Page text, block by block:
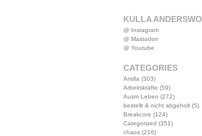
KULLA ANDERSWO
@ Instagram
@ Mastodon
@ Youtube
CATEGORIES
Antifa (303)
Arbeitskräfte (59)
Ausm Leben (272)
bestellt & nicht abgeholt(5)
Breakcore (124)
Categorized (351)
chaos(216)